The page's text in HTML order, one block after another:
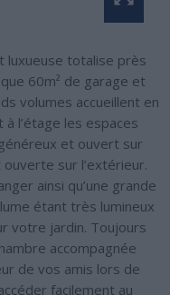
luxueuse totalise près
60m² de garage et
volumes accueillent en
l’étage les espaces
et ouvert sur
sur l’extérieur.
ainsi qu’une grande
étant très lumineux
votre jardin. Toujours
accompagnée
de vos amis lors de
facilement au